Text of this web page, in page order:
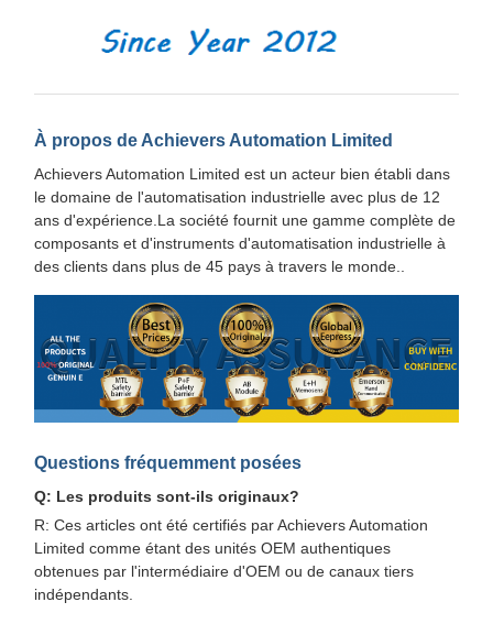
À propos de Achievers Automation Limited
Achievers Automation Limited est un acteur bien établi dans
le domaine de l'automatisation industrielle avec plus de 12
ans d'expérience.La société fournit une gamme complète de
composants et d'instruments d'automatisation industrielle à
des clients dans plus de 45 pays à travers le monde..
Questions fréquemment posées
Q: Les produits sont-ils originaux?
R: Ces articles ont été certifiés par Achievers Automation
Limited comme étant des unités OEM authentiques
obtenues par l'intermédiaire d'OEM ou de canaux tiers
indépendants.